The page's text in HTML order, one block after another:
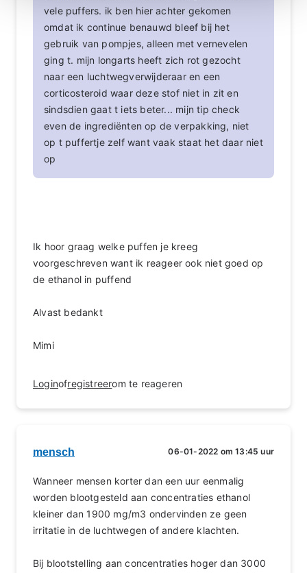
vele puffers. ik ben hier achter gekomen
omdat ik continue benauwd bleef bij het
gebruik van pompjes, alleen met vernevelen
ging t. mijn longarts heeft zich rot gezocht
naar een luchtwegverwijderaar en een
corticosteroid waar deze stof niet in zit en
sindsdien gaat t iets beter... mijn tip check
even de ingrediënten op de verpakking, niet
op t puffertje zelf want vaak staat het daar niet
op
Ik hoor graag welke puffen je kreeg
voorgeschreven want ik reageer ook niet goed op
de ethanol in puffend
Alvast bedankt
Mimi
Loginofregistreerom te reageren
mensch 06-01-2022 om 13:45 uur
Wanneer mensen korter dan een uur eenmalig
worden blootgesteld aan concentraties ethanol
kleiner dan 1900 mg/m3 ondervinden ze geen
irritatie in de luchtwegen of andere klachten.
Bij blootstelling aan concentraties hoger dan 3000